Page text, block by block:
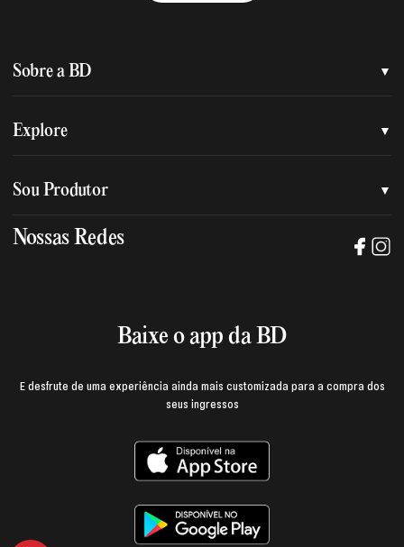
Sobre a BD
Quem somos
Política de privacidade
Explore
Assessoria de imprensa
Trabalhe na BD
Sou Produtor
Manual de mídia e da marca BD
Nossas Redes
Baixe o app da BD
E desfrute de uma experiência ainda mais customizada para a compra dos
seus ingressos